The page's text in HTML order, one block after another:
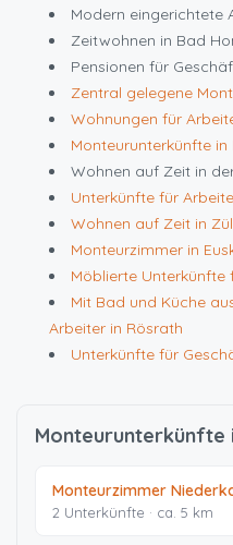
Modern eingerichtete
Zeitwohnen in Bad
Pensionen für
Zentral gelegene
Wohnungen für
Monteurunterkünfte in
Wohnen auf Zeit in
Unterkünfte für
Wohnen auf Zeit in
Monteurzimmer in
Möblierte Unterkünfte
Mit Bad und Küche
Arbeiter in Rösrath
Unterkünfte für
Monteurunterkünfte
Monteurzimmer
2 Unterkünfte · ca. 5 km